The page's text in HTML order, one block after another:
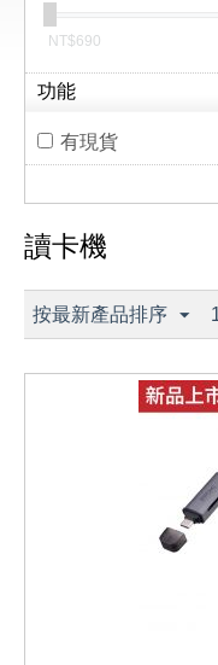
‎NT$690
功能
有現貨
讀卡機
按最新產品排序